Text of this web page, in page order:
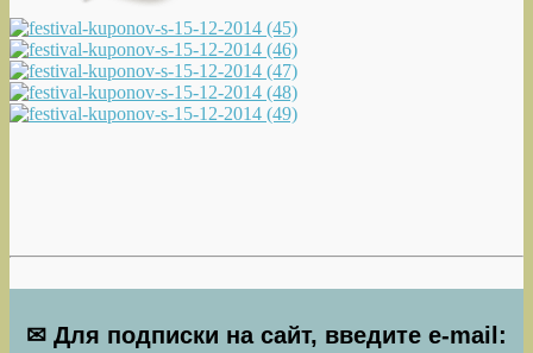
✉ Для подписки на сайт, введите e-mail: